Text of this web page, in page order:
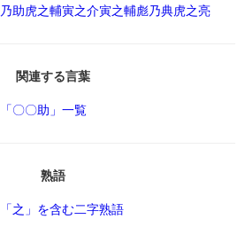
助虎之輔寅之介寅之輔彪乃典虎之亮
関連する言葉
「〇〇助」一覧
熟語
「之」を含む二字熟語